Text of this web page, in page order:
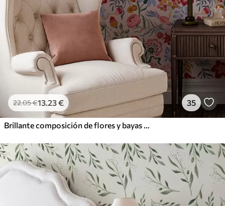
22.05€13.23€ 35
Brillante composición de flores y bayas con loros